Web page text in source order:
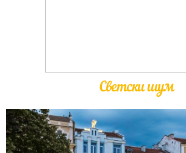
Светски шум